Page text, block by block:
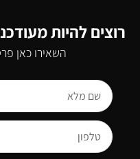
רוצים להיות
השאירו כאן